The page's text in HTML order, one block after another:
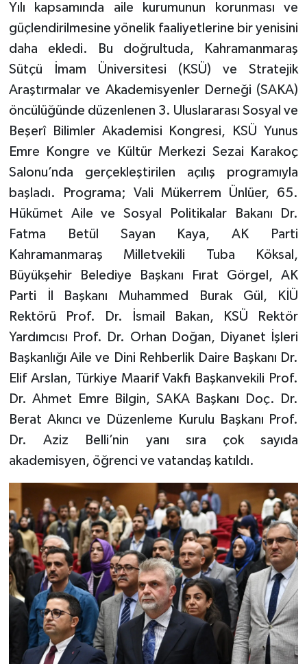
Yılı kapsamında aile kurumunun korunması ve
güçlendirilmesine yönelik faaliyetlerine bir yenisini
daha ekledi. Bu doğrultuda, Kahramanmaraş
Sütçü İmam Üniversitesi (KSÜ) ve Stratejik
Araştırmalar ve Akademisyenler Derneği (SAKA)
öncülüğünde düzenlenen 3. Uluslararası Sosyal ve
Beşerî Bilimler Akademisi Kongresi, KSÜ Yunus
Emre Kongre ve Kültür Merkezi Sezai Karakoç
Salonu’nda gerçekleştirilen açılış programıyla
başladı. Programa; Vali Mükerrem Ünlüer, 65.
Hükümet Aile ve Sosyal Politikalar Bakanı Dr.
Fatma Betül Sayan Kaya, AK Parti
Kahramanmaraş Milletvekili Tuba Köksal,
Büyükşehir Belediye Başkanı Fırat Görgel, AK
Parti İl Başkanı Muhammed Burak Gül, KİÜ
Rektörü Prof. Dr. İsmail Bakan, KSÜ Rektör
Yardımcısı Prof. Dr. Orhan Doğan, Diyanet İşleri
Başkanlığı Aile ve Dini Rehberlik Daire Başkanı Dr.
Elif Arslan, Türkiye Maarif Vakfı Başkanvekili Prof.
Dr. Ahmet Emre Bilgin, SAKA Başkanı Doç. Dr.
Berat Akıncı ve Düzenleme Kurulu Başkanı Prof.
Dr. Aziz Belli’nin yanı sıra çok sayıda
akademisyen, öğrenci ve vatandaş katıldı.
YAŞAM
KÜLTÜR SANAT